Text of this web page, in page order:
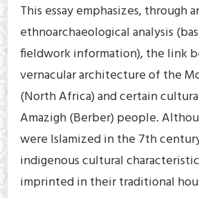
This essay emphasizes, through
ethnoarchaeological analysis
fieldwork information), the link
vernacular architecture of the
(North Africa) and certain
Amazigh (Berber) people.
were Islamized in the 7th
indigenous cultural
imprinted in their traditional